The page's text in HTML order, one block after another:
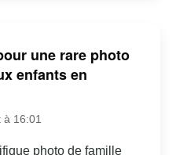
une rare photo
enfants en
à 16:01
photo de famille